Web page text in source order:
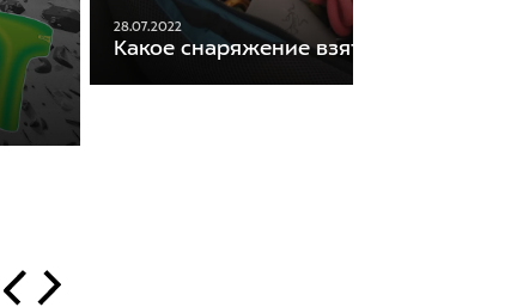
28.07.2022
Какое снаряжение взять на скалодром